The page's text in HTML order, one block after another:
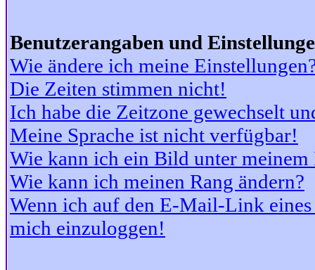
Benutzerangaben und
Wie ändere ich meine
Die Zeiten stimmen nicht!
Ich habe die Zeitzone gewechselt
Meine Sprache ist nicht verfügbar!
Wie kann ich ein Bild unter meinem
Wie kann ich meinen Rang ändern?
Wenn ich auf den E-Mail-Link
mich einzuloggen!